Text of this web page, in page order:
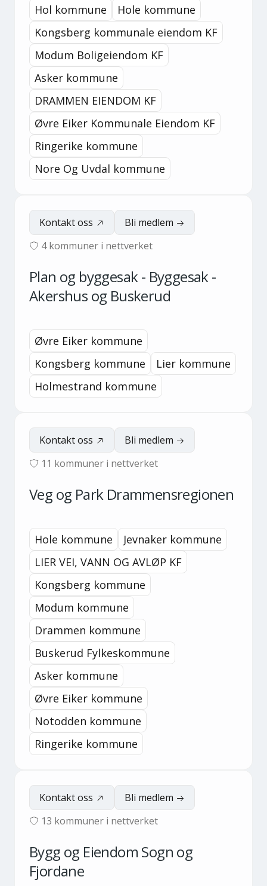
Hol kommune
Hole kommune
Kongsberg kommunale eiendom KF
Modum Boligeiendom KF
Asker kommune
DRAMMEN EIENDOM KF
Øvre Eiker Kommunale Eiendom KF
Ringerike kommune
Nore Og Uvdal kommune
Kontakt oss
Bli medlem
4kommuner i nettverket
Plan og byggesak - Byggesak -
Akershus og Buskerud
Øvre Eiker kommune
Kongsberg kommune
Lier kommune
Holmestrand kommune
Kontakt oss
Bli medlem
11 kommuner i nettverket
Veg og Park Drammensregionen
Hole kommune
Jevnaker kommune
LIER VEI, VANN OG AVLØP KF
Kongsberg kommune
Modum kommune
Drammen kommune
Buskerud Fylkeskommune
Asker kommune
Øvre Eiker kommune
Notodden kommune
Ringerike kommune
Kontakt oss
Bli medlem
13 kommuner i nettverket
Bygg og Eiendom Sogn og
Fjordane